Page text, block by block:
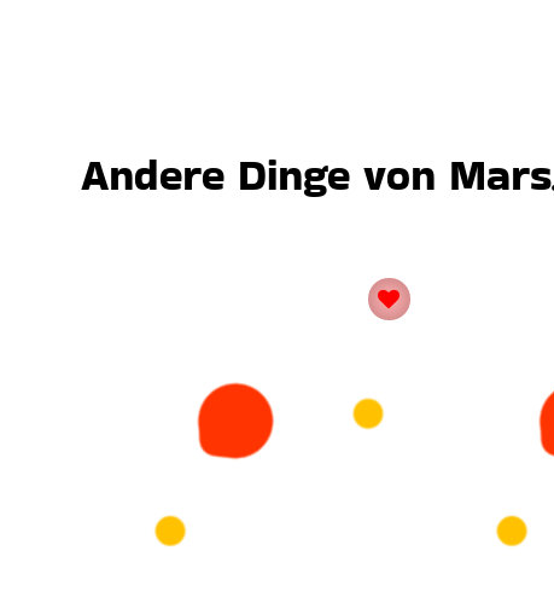
Andere Dinge von